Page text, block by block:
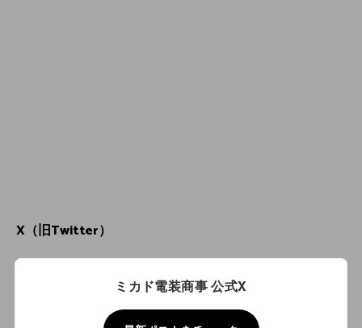
X（旧Twitter）
ミカド電装商事 公式X